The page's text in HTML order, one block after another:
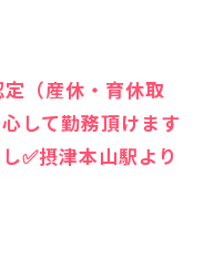
（産休・育休取
して勤務頂けます
✅摂津本山駅より